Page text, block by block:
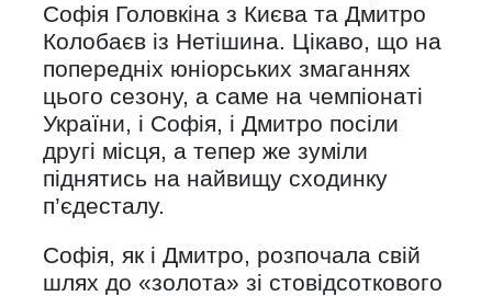
Софія Головкіна з Києва та Дмитро
Колобаєв із Нетішина. Цікаво, що на
попередніх юніорських змаганнях
цього сезону, а саме на чемпіонаті
України, і Софія, і Дмитро посіли
другі місця, а тепер же зуміли
піднятись на найвищу сходинку
п’єдесталу.
Софія, як і Дмитро, розпочала свій
шлях до «золота» зі стовідсоткового